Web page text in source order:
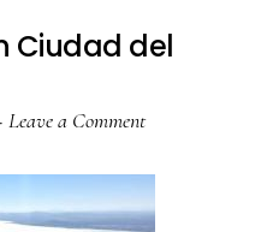
Ciudad del
· Leave a Comment